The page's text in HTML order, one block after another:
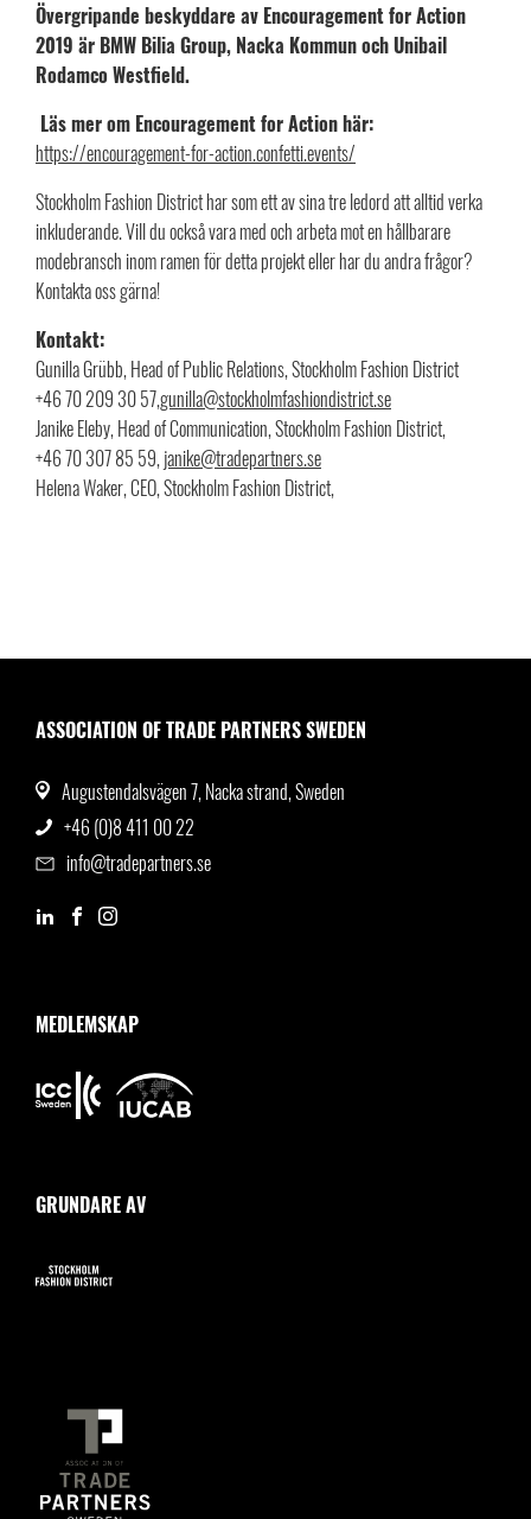
Övergripande beskyddare av Encouragement for Action
2019 är BMW Bilia Group, Nacka Kommun och Unibail
Rodamco Westfield.
Läs mer om Encouragement for Action här:
https://encouragement-for-action.confetti.events/
Stockholm Fashion District har som ett av sina tre ledord att alltid verka
inkluderande. Vill du också vara med och arbeta mot en hållbarare
modebransch inom ramen för detta projekt eller har du andra frågor?
Kontakta oss gärna!
Kontakt:
Gunilla Grübb, Head of Public Relations, Stockholm Fashion District
+46 70 209 30 57,gunilla@stockholmfashiondistrict.se
Janike Eleby, Head of Communication, Stockholm Fashion District,
+46 70 307 85 59,janike@tradepartners.se
Helena Waker, CEO, Stockholm Fashion District,
ASSOCIATION OF TRADE PARTNERS SWEDEN
Augustendalsvägen 7, Nacka strand, Sweden
+46 (0)8 411 00 22
info@tradepartners.se
MEDLEMSKAP
GRUNDARE AV